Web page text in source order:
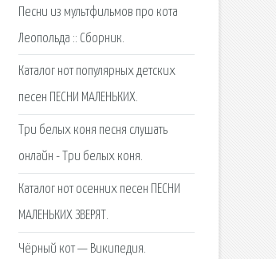
Песни из мультфильмов про кота
Леопольда :: Сборник.
Каталог нот популярных детских
песен ПЕСНИ МАЛЕНЬКИХ.
Три белых коня песня слушать
онлайн - Три белых коня.
Каталог нот осенних песен ПЕСНИ
МАЛЕНЬКИХ ЗВЕРЯТ.
Чёрный кот — Википедия.